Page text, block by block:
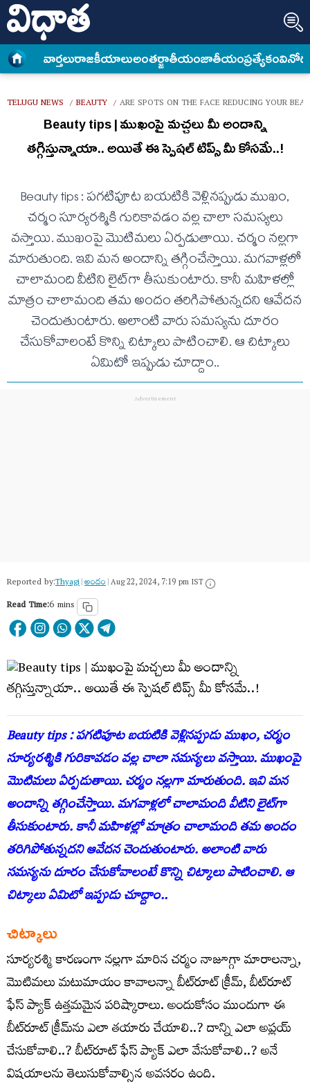
వార్త‌లురాజకీయాలుఅంత‌ర్జాతీయంజాతీయంప్రత్యేకం
TELUGU NEWS / BEAUTY / ARE SPOTS ON THE FACE REDUCING YOUR
Beauty tips | ముఖంపై మచ్చలు మీ అందాన్ని
తగ్గిస్తున్నాయా.. అయితే ఈ స్పెషల్‌ టిప్స్‌ మీ కోసమే..!
Beauty tips : పగటిపూట బయటికి వెళ్లినప్పుడు ముఖం,
చర్మం సూర్యరశ్మికి గురికావడం వల్ల చాలా సమస్యలు
వస్తాయి. ముఖంపై మొటిమలు ఏర్పడుతాయి. చర్మం నల్లగా
మారుతుంది. ఇవి మన అందాన్ని తగ్గించేస్తాయి. మగవాళ్లలో
చాలామంది వీటిని లైట్‌గా తీసుకుంటారు. కానీ మహిళల్లో
మాత్రం చాలామంది తమ అందం తరిగిపోతున్నదని ఆవేదన
చెందుతుంటారు. అలాంటి వారు సమస్యను దూరం
చేసుకోవాలంటే కొన్ని చిట్కాలు పాటించాలి. ఆ చిట్కాలు
ఏమిటో ఇప్పుడు చూద్దాం..
Reported by:Thyagi|అందం|Aug 22, 2024, 7:19 pm IST
Read Time:6 mins
Beauty tips : పగటిపూట బయటికి వెళ్లినప్పుడు ముఖం, చర్మం
సూర్యరశ్మికి గురికావడం వల్ల చాలా సమస్యలు వస్తాయి. ముఖంపై
మొటిమలు ఏర్పడుతాయి. చర్మం నల్లగా మారుతుంది. ఇవి మన
అందాన్ని తగ్గించేస్తాయి. మగవాళ్లలో చాలామంది వీటిని లైట్‌గా
తీసుకుంటారు. కానీ మహిళల్లో మాత్రం చాలామంది తమ అందం
తరిగిపోతున్నదని ఆవేదన చెందుతుంటారు. అలాంటి వారు
సమస్యను దూరం చేసుకోవాలంటే కొన్ని చిట్కాలు పాటించాలి. ఆ
చిట్కాలు ఏమిటో ఇప్పుడు చూద్దాం..
చిట్కాలు
సూర్యరశ్మి కారణంగా నల్లగా మారిన చర్మం నాజూగ్గా మారాలన్నా,
మొటిమలు మటుమాయం కావాలన్నా బీట్‌రూట్ క్రీమ్‌, బీట్‌రూట్‌
ఫేస్‌ ప్యాక్ ఉత్తమమైన పరిష్కారాలు. అందుకోసం ముందుగా ఈ
బీట్‌రూట్‌ క్రీమ్‌ను ఎలా తయారు చేయాలి..? దాన్ని ఎలా అప్లయ్‌
చేసుకోవాలి..? బీట్‌రూట్‌ ఫేస్‌ ప్యాక్‌ ఎలా వేసుకోవాలి..? అనే
విషయాలను తెలుసుకోవాల్సిన అవసరం ఉంది.